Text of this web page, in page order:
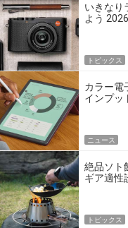
いきなり
よう
トピックス
カラー電
インプッ
ニュース
絶品ソト
ギア適性
トピックス